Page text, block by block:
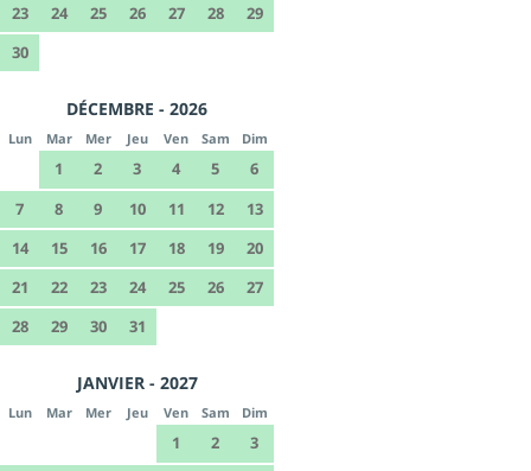
23
24 25 26 27 28
29
30
DÉCEMBRE - 2026
Lun Mar Mer Jeu Ven Sam Dim
1 2 3 4 5
6
7
8 9 10 11 12
13
14
15 16 17 18 19
20
21
22 23 24 25 26
27
28
29 30 31
JANVIER - 2027
Lun Mar Mer Jeu Ven Sam Dim
1 2
3